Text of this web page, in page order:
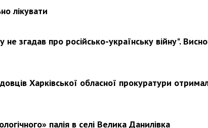
лікувати
згадав про російсько-українську війну".
Харківської обласної прокуратури
палія в селі Велика Данилівка